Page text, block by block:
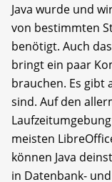
Java wurde und
von bestimmten
benötigt. Auch
bringt ein paar
brauchen. Es gibt
sind. Auf den
meisten
können Java
in Datenbank-